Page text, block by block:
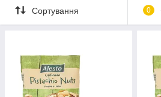
Сортування 0